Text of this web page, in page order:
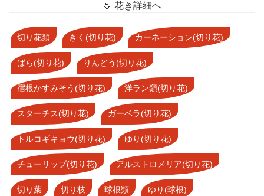
🌷 花き詳細へ
切り花類 きく(切り花) カーネーション(切り花)
ばら(切り花) りんどう(切り花)
宿根かすみそう(切り花) 洋ラン類(切り花)
スターチス(切り花) ガーベラ(切り花)
トルコギキョウ(切り花) ゆり(切り花)
チューリップ(切り花) アルストロメリア(切り花)
切り葉 切り枝 球根類 ゆり(球根)